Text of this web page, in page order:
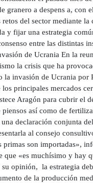
granero a despens a, con
del sector mediante la
y fijar una estrategia
entre las distintas
de Ucrania En la
la crisis que ha
la invasión de Ucrania por
los principales mercados
Aragón para cubrir el
así como de
declaración conjunta
al consejo
primas son importadas»,
que «es muchísimo y hay
opinión, la estrategia
de la producción